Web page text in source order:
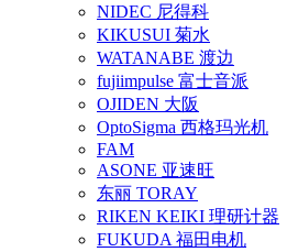
NIDEC 尼得科
KIKUSUI 菊水
WATANABE 渡边
fujiimpulse 富士音派
OJIDEN 大阪
OptoSigma 西格玛光机
FAM
ASONE 亚速旺
东丽 TORAY
RIKEN KEIKI 理研计器
FUKUDA 福田电机